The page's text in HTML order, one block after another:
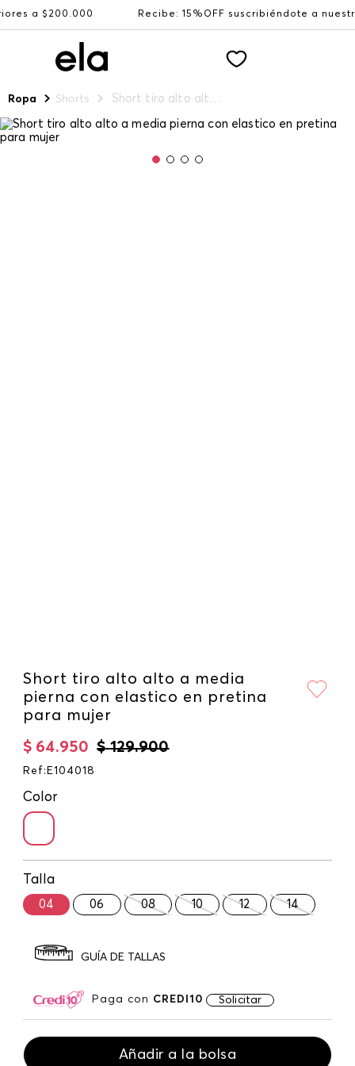
$200.000 Recibe: 15%OFF suscribiéndote a nuestro
Ropa Shorts Short tiro alto alto a media pierna con elastico en pretina para mujer
Short tiro alto alto a media
pierna con elastico en pretina
para mujer
$ 129.900
$ 64.950
Ref : E104018
Color
Talla
04 06 08 10 12 14
GUÍA DE TALLAS
Paga con CREDI10 Solicitar
Añadir a la bolsa